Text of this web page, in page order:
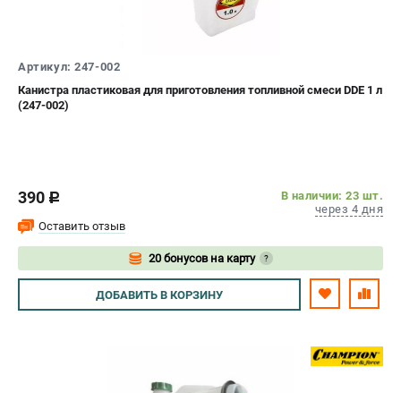
Артикул: 247-002
Канистра пластиковая для приготовления топливной смеси DDE 1 л
(247-002)
390 c
В наличии: 23 шт.
через 4 дня
Оставить отзыв
20 бонусов на карту ?
Авторизуйтесь
ДОБАВИТЬ В КОРЗИНУ